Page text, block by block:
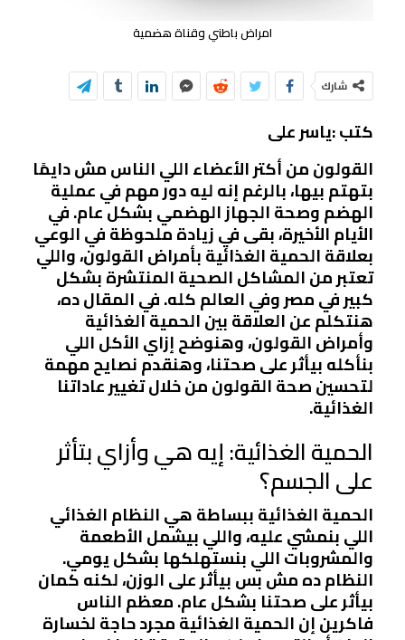
امراض باطني وقناة هضمية
شارك
كتب :ياسر على
القولون من أكتر الأعضاء اللي الناس مش دايمًا
بتهتم بيها، بالرغم إنه ليه دور مهم في عملية
الهضم وصحة الجهاز الهضمي بشكل عام. في
الأيام الأخيرة، بقى في زيادة ملحوظة في الوعي
بعلاقة الحمية الغذائية بأمراض القولون، واللي
تعتبر من المشاكل الصحية المنتشرة بشكل
كبير في مصر وفي العالم كله. في المقال ده،
هنتكلم عن العلاقة بين الحمية الغذائية
وأمراض القولون، وهنوضح إزاي الأكل اللي
بنأكله بيأثر على صحتنا، وهنقدم نصايح مهمة
لتحسين صحة القولون من خلال تغيير عاداتنا
الغذائية.
الحمية الغذائية: إيه هي وأزاي بتأثر
على الجسم؟
الحمية الغذائية ببساطة هي النظام الغذائي
اللي بنمشي عليه، واللي بيشمل الأطعمة
والمشروبات اللي بنستهلكها بشكل يومي.
النظام ده مش بس بيأثر على الوزن، لكنه كمان
بيأثر على صحتنا بشكل عام. معظم الناس
فاكرين إن الحمية الغذائية مجرد حاجة لخسارة